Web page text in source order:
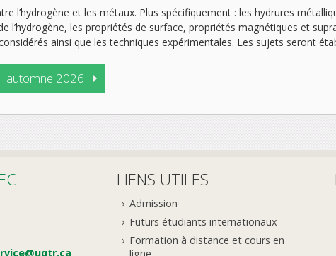
l’hydrogène et les métaux. Plus spécifiquement : les hydrures
l’hydrogène, les propriétés de surface, propriétés magnétiques et
ainsi que les techniques expérimentales. Les sujets seront
automne 2026
LIENS UTILES
Admission
Futurs étudiants internationaux
Formation à distance et cours en